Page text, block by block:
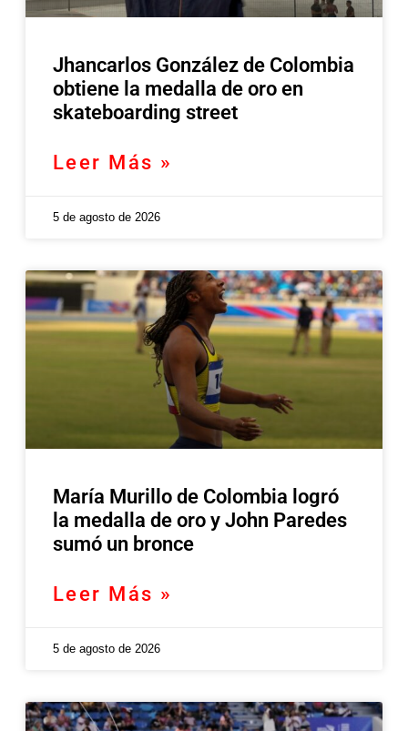
Jhancarlos González de Colombia
obtiene la medalla de oro en
skateboarding street
Leer Más »
5 de agosto de 2026
María Murillo de Colombia logró
la medalla de oro y John Paredes
sumó un bronce
Leer Más »
5 de agosto de 2026